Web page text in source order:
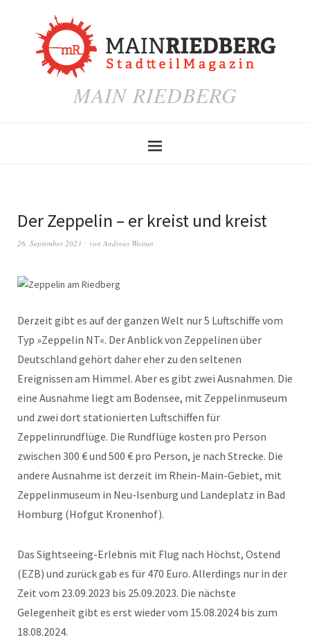
MAIN RIEDBERG
Der Zeppelin – er kreist und kreist
26. September 2023 von Andreas Woitun
Derzeit gibt es auf der ganzen Welt nur 5 Luftschiffe vom
Typ »Zeppelin NT«. Der Anblick von Zeppelinen über
Deutschland gehört daher eher zu den seltenen
Ereignissen am Himmel. Aber es gibt zwei Ausnahmen. Die
eine Ausnahme liegt am Bodensee, mit Zeppelinmuseum
und zwei dort stationierten Luftschiffen für
Zeppelinrundflüge. Die Rundflüge kosten pro Person
zwischen 300 € und 500 € pro Person, je nach Strecke. Die
andere Ausnahme ist derzeit im Rhein-Main-Gebiet, mit
Zeppelinmuseum in Neu-Isenburg und Landeplatz in Bad
Homburg (Hofgut Kronenhof).
Das Sightseeing-Erlebnis mit Flug nach Höchst, Ostend
(EZB) und zurück gab es für 470 Euro. Allerdings nur in der
Zeit vom 23.09.2023 bis 25.09.2023. Die nächste
Gelegenheit gibt es erst wieder vom 15.08.2024 bis zum
18.08.2024.